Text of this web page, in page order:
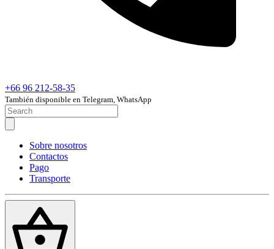
+66 96 212-58-35
También disponible en Telegram, WhatsApp
Sobre nosotros
Contactos
Pago
Transporte